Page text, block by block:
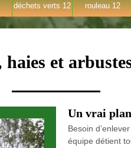
déchets verts 12
rouleau 12
haies et
Un vrai plan
Besoin
équipe détient